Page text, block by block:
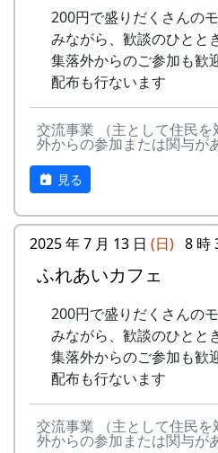
「加美町への想い」「志
ル」などの作文を含む申し
選考し、10組が選ばれた。
特典として
一から十までプロ
栽培の米作りが体
全部持ち帰ること
ど。
オーナーの義務は
自然とまじめにつ
地域の人たちにな
地区の美しい景観
に積極的に参加す
田植え、ヒエ引き
り取り、稲木など
すき、田ごしらえ
毒、施肥、脱穀、
200円で盛りだくさんの
みながら、歓談のひとと
集落外からのご参加も歓
配布も行ないます
交流事業 （主として住民
外からの参加または関与が
見る
2025 年 7 月 13 日 (日) 8 時
ふれあいカフェ
200円で盛りだくさんの
みながら、歓談のひとと
集落外からのご参加も歓
配布も行ないます
交流事業 （主として住民
外からの参加または関与が